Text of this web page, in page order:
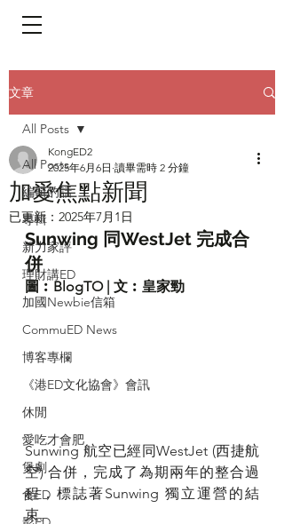
文章
All Posts
編輯的話
專輯
新力家評
理財講ED
加國Newbie信箱
CommuED News
博客專欄
《港ED文化協會》會訊
休閒
愛吃才會肥
煲劇
食ED
All Posts
加愛焦點新聞
KongED2
2025年6月6日 讀畢需時 2 分鐘
已更新： 2025年7月1日
Sunwing 同WestJet 完成合
併
圖︰BlogTO | 文︰皇家勁
Sunwing 航空已經同WestJet (西捷航
空) 合併，完成了為期兩年的整合過
程，標誌著Sunwing 獨立運營的結
束。